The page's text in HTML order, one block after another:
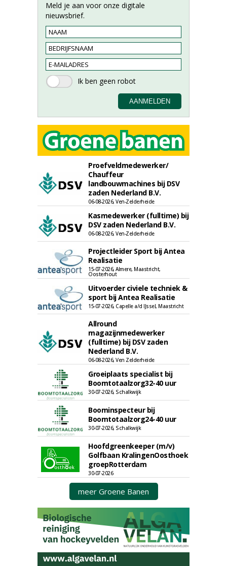
Meld je aan voor onze digitale
nieuwsbrief.
Proefveldmedewerker/
Chauffeur
landbouwmachines bij DSV
zaden Nederland B.V.
06-08-2026, Ven-Zelderheide
Kasmedewerker (fulltime) bij
DSV zaden Nederland B.V.
06-08-2026, Ven-Zelderheide
Projectleider Sport bij Antea
Realisatie
15-07-2026, Almere, Maastricht,
Oosterhout
Uitvoerder civiele techniek &
sport bij Antea Realisatie
15-07-2026, Capelle a/d IJssel, Maastricht
Allround
magazijnmedewerker
(fulltime) bij DSV zaden
Nederland B.V.
06-08-2026, Ven Zelderheide
Groeiplaats specialist bij
Boomtotaalzorg32-40 uur
30-07-2026, Schalkwijk
Boominspecteur bij
Boomtotaalzorg24-40 uur
30-07-2026, Schalkwijk
Hoofdgreenkeeper (m/v)
Golfbaan KralingenOosthoek
groepRotterdam
30-07-2026
meer Groene Banen